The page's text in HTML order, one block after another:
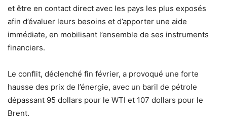
et être en contact direct avec les pays les plus exposés
afin d’évaluer leurs besoins et d’apporter une aide
immédiate, en mobilisant l’ensemble de ses instruments
financiers.
Le conflit, déclenché fin février, a provoqué une forte
hausse des prix de l’énergie, avec un baril de pétrole
dépassant 95 dollars pour le WTI et 107 dollars pour le
Brent.